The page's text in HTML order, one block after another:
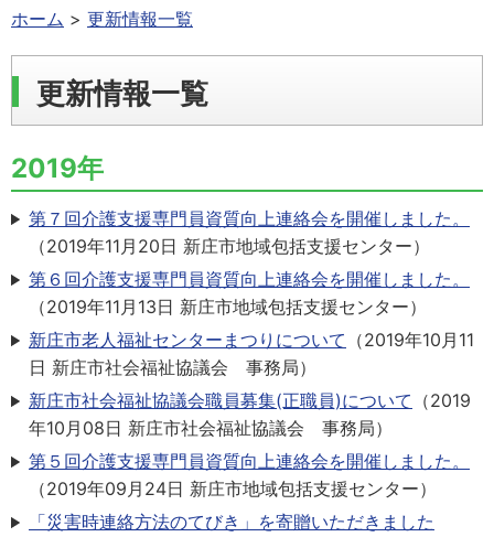
ホーム 更新情報一覧
更新情報一覧
2019年
第７回介護支援専門員資質向上連絡会を開催しました。
（2019年11月20日 新庄市地域包括支援センター）
第６回介護支援専門員資質向上連絡会を開催しました。
（2019年11月13日 新庄市地域包括支援センター）
新庄市老人福祉センターまつりについて （2019年10月11
日 新庄市社会福祉協議会 事務局）
新庄市社会福祉協議会職員募集(正職員)について （2019
年10月08日 新庄市社会福祉協議会 事務局）
第５回介護支援専門員資質向上連絡会を開催しました。
（2019年09月24日 新庄市地域包括支援センター）
「災害時連絡方法のてびき」を寄贈いただきました